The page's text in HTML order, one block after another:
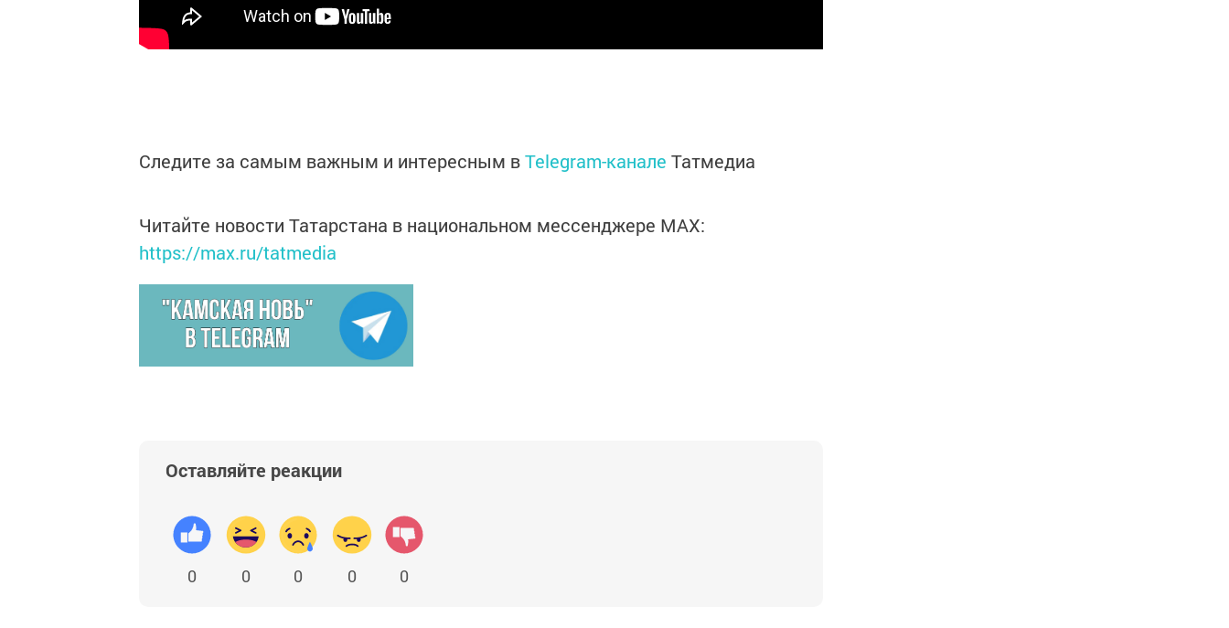
Следите за самым важным и интересным вTelegram-канале Татмедиа
Читайте новости Татарстана в национальном мессенджере MАХ:
https://max.ru/tatmedia
Оставляйте реакции
0 0 0 0 0